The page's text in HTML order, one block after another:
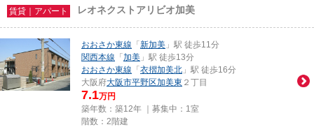
賃貸｜アパート レオネクストアリビオ加美
おおさか東線 「 新加美 」駅 徒歩11分
関西本線 「 加美 」駅 徒歩13分
おおさか東線 「 衣摺加美北 」駅 徒歩16分
大阪府大阪市平野区加美東 ２丁目
7.1万円
築年数：築12年 ｜募集中： 1室
階数：2階建